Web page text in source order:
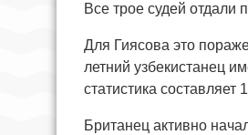
Все трое судей отдали
Для Гиясова это
летний узбекистанец
статистика
Британец активно